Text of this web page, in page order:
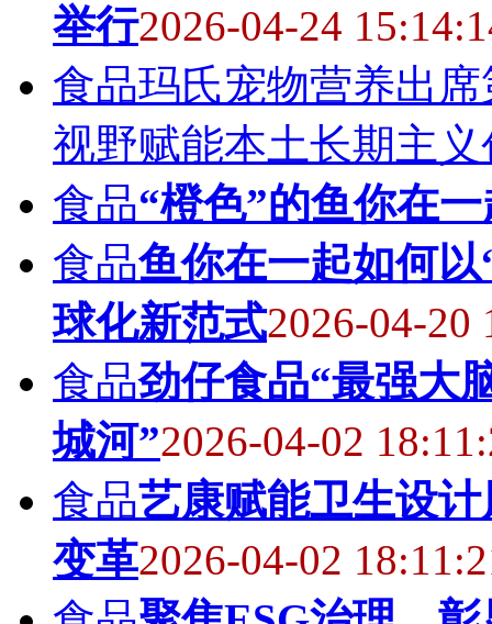
举行2026-04-24
食品玛氏宠物营养出
视野赋能本土长期主义
食品“橙色”的鱼你在
食品鱼你在一起如何
球化新范式2026-04-20
食品劲仔食品“最强大
城河”2026-04-02
食品艺康赋能卫生设
变革2026-04-02